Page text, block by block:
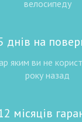
велосипеду
днів на
яким ви не
року назад
місяців